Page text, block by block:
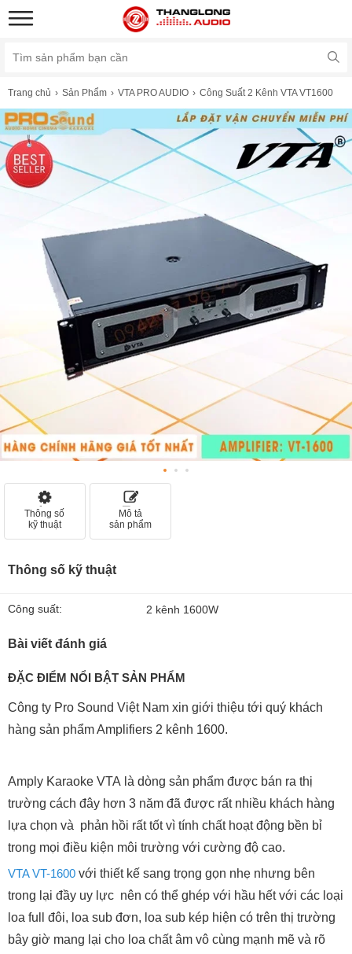
Trang chủ Sản Phẩm VTA PRO AUDIO Công Suất 2 Kênh VTA VT1600
Thông số
kỹ thuật
Mô tả
sản phẩm
Thông số kỹ thuật
Công suất: 2 kênh 1600W
Bài viết đánh giá
ĐẶC ĐIỂM NỔI BẬT SẢN PHẨM
Công ty Pro Sound Việt Nam xin giới thiệu tới quý khách
hàng sản phẩm Amplifiers 2 kênh 1600.
Amply Karaoke VTA là dòng sản phẩm được bán ra thị
trường cách đây hơn 3 năm đã được rất nhiều khách hàng
lựa chọn và phản hồi rất tốt vì tính chất hoạt động bền bỉ
trong mọi điều kiện môi trường với cường độ cao.
VTA VT-1600 với thiết kế sang trọng gọn nhẹ nhưng bên
trong lại đầy uy lực nên có thể ghép với hầu hết với các loại
loa full đôi, loa sub đơn, loa sub kép hiện có trên thị trường
bây giờ mang lại cho loa chất âm vô cùng mạnh mẽ và rõ